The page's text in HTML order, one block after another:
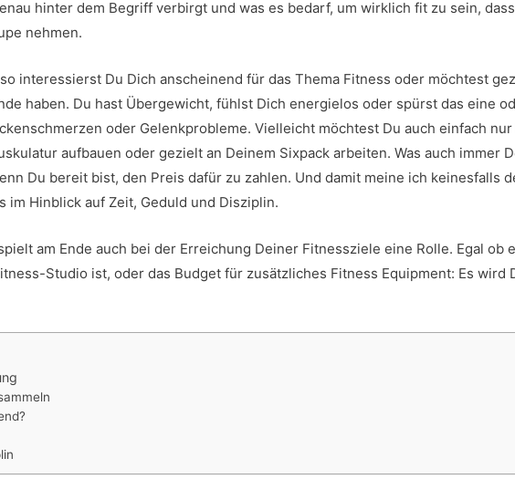
hinter dem Begriff verbirgt und was es bedarf, um wirklich fit zu sein,
nehmen.
interessierst Du Dich anscheinend für das Thema Fitness oder möchtest
haben. Du hast Übergewicht, fühlst Dich energielos oder spürst das eine
oder Gelenkprobleme. Vielleicht möchtest Du auch einfach
aufbauen oder gezielt an Deinem Sixpack arbeiten. Was auch immer
Du bereit bist, den Preis dafür zu zahlen. Und damit meine ich keinesfalls
im Hinblick auf Zeit, Geduld und Disziplin.
am Ende auch bei der Erreichung Deiner Fitnessziele eine Rolle. Egal ob
Studio ist, oder das Budget für zusätzliches Fitness Equipment: Es wird